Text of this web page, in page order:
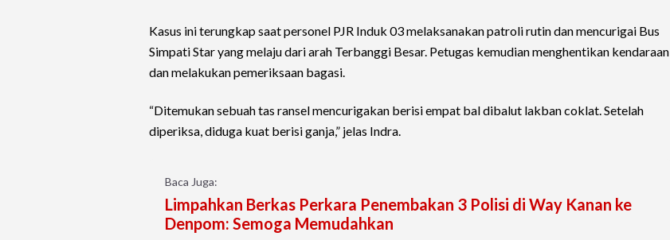
Kasus ini terungkap saat personel PJR Induk 03 melaksanakan patroli rutin dan mencurigai Bus
Simpati Star yang melaju dari arah Terbanggi Besar. Petugas kemudian menghentikan kendaraan
dan melakukan pemeriksaan bagasi.
“Ditemukan sebuah tas ransel mencurigakan berisi empat bal dibalut lakban coklat. Setelah
diperiksa, diduga kuat berisi ganja,” jelas Indra.
Baca Juga:
Limpahkan Berkas Perkara Penembakan 3 Polisi di Way Kanan ke
Denpom: Semoga Memudahkan